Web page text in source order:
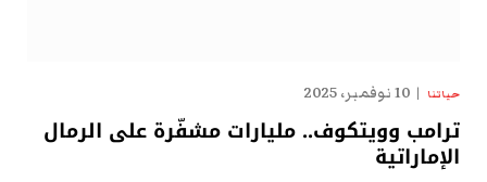
حياتنا 10 نوفمبر، 2025
ترامب وويتكوف.. مليارات مشفّرة على الرمال
الإماراتية